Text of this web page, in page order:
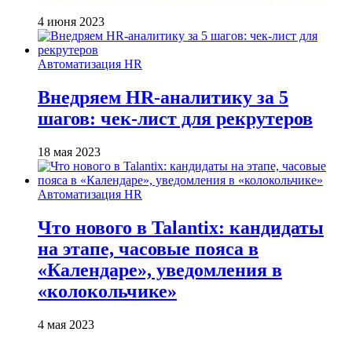
4 июня 2023
Автоматизация HR
Внедряем HR-аналитику за 5
шагов: чек-лист для рекрутеров
18 мая 2023
Автоматизация HR
Что нового в Talantix: кандидаты
на этапе, часовые пояса в
«Календаре», уведомления в
«колокольчике»
4 мая 2023